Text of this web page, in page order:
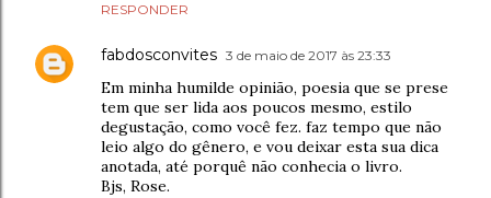
RESPONDER
fabdosconvites 3 de maio de 2017 às 23:33
Em minha humilde opinião, poesia que se prese
tem que ser lida aos poucos mesmo, estilo
degustação, como você fez. faz tempo que não
leio algo do gênero, e vou deixar esta sua dica
anotada, até porquê não conhecia o livro.
Bjs, Rose.